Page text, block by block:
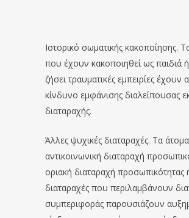
Ιστορικό σωματικής κακοποίησης.
που έχουν κακοποιηθεί ως παιδιά
ζήσει τραυματικές εμπειρίες έχουν
κίνδυνο εμφάνισης διαλείπουσας
διαταραχής.
Άλλες ψυχικές διαταραχές. Τα
αντικοινωνική διαταραχή
οριακή διαταραχή προσωπικότητας
διαταραχές που περιλαμβάνουν
συμπεριφοράς παρουσιάζουν